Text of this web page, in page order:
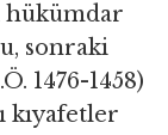
hükümdar
sonraki
1476-1458)
kıyafetler